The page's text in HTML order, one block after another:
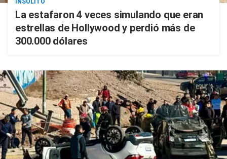
La estafaron 4 veces simulando que eran
estrellas de Hollywood y perdió más de
300.000 dólares